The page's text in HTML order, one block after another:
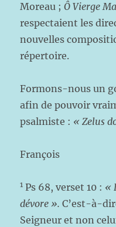
Moreau ;Ô Vierge
respectaient les
nouvelles
répertoire.
Formons-nous un
afin de pouvoir
psalmiste : « Zelus
François
1 Ps 68, verset 10 : «
dévore ». C’est-à-
Seigneur et non